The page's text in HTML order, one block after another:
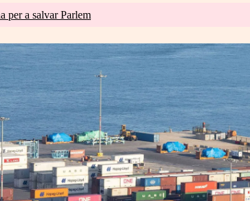
per a salvar Parlem